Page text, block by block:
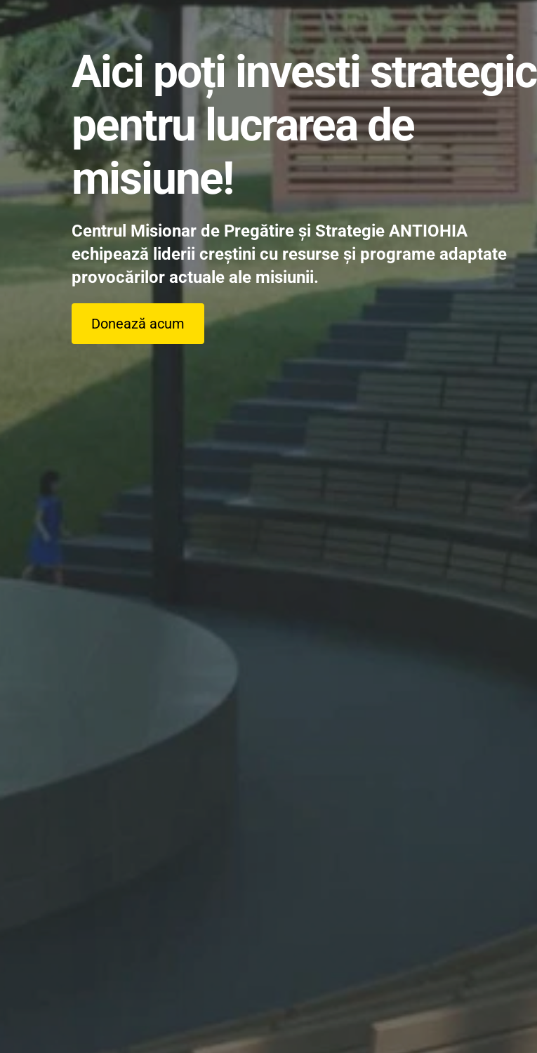
Aici poți investi strategic
pentru lucrarea de
misiune!
Centrul Misionar de Pregătire și Strategie ANTIOHIA
echipează liderii creștini cu resurse și programe adaptate
provocărilor actuale ale misiunii.
Donează acum